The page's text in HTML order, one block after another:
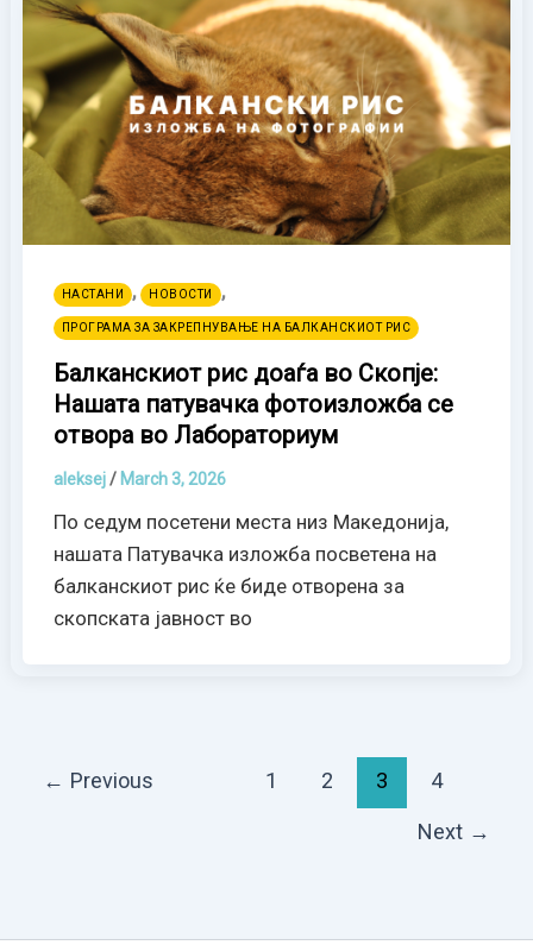
НАСТАНИ , НОВОСТИ ,
ПРОГРАМА ЗА ЗАКРЕПНУВАЊЕ НА БАЛКАНСКИОТ РИС
Балканскиот рис доаѓа во Скопје:
Нашата патувачка фотоизложба се
отвора во Лабораториум
aleksej/ March 3, 2026
По седум посетени места низ Македонија,
нашата Патувачка изложба посветена на
балканскиот рис ќе биде отворена за
скопската јавност во
← Previous 1 2 3 4
Next →